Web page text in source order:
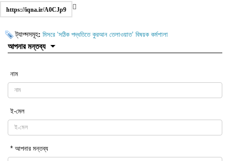
https://iqna.ir/A0CJp9
ট্যাগ্সসমূহ: মিসরে ‘সঠিক পদ্ধতিতে কুরআন তেলাওয়াত’ বিষয়ক কর্মশালা
আপনার মন্তব্য
নাম
ই-মেল
* আপনার মন্তব্য